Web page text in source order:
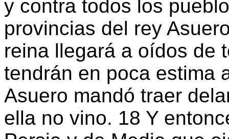
y contra todos los
provincias del rey
reina llegará a oídos de
tendrán en poca estima
Asuero mandó traer
ella no vino. 18 Y